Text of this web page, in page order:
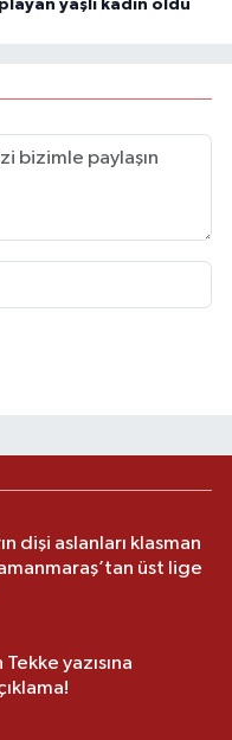
yaşlı kadın öldü
dişi aslanları klasman
üst lige
yazısına